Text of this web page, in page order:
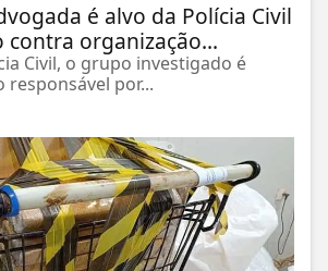
é alvo da Polícia Civil
contra organização...
Civil, o grupo investigado é
por...